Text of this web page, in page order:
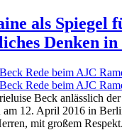
als Spiegel
Denken
Beck anlässlich
am 12. April 2016 in
mit großem